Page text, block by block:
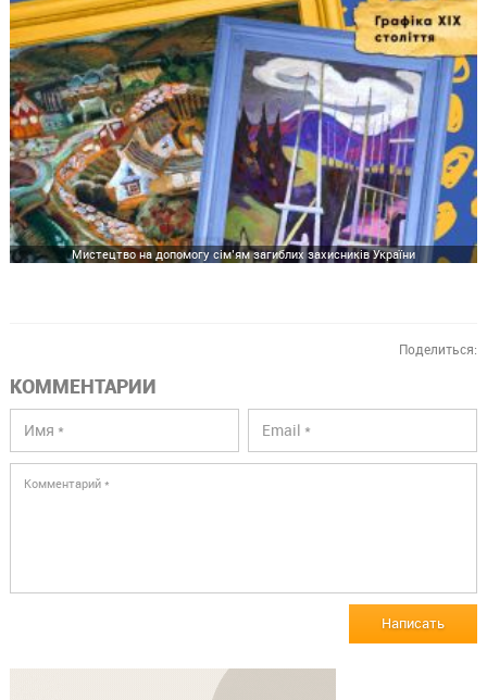
Мистецтво на допомогу сім’ям загиблих захисників України
Поделиться:
КОММЕНТАРИИ
Написать